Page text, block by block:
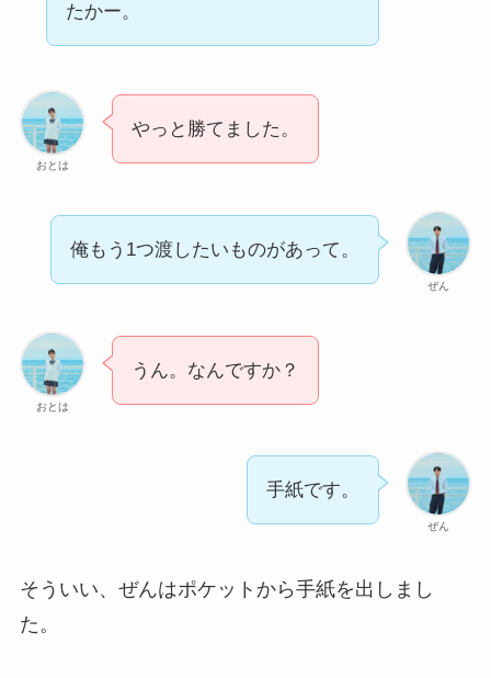
たかー。
おとは
やっと勝てました。
ぜん
俺もう1つ渡したいものがあって。
おとは
うん。なんですか？
ぜん
手紙です。
そういい、ぜんはポケットから手紙を出しまし
た。